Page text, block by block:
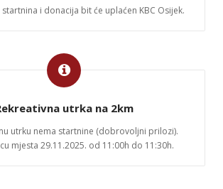
i donacija bit će uplaćen KBC Osijek.
utrka na 2km
utrku nema startnine (dobrovoljni prilozi).
mjesta 29.11.2025. od 11:00h do 11:30h.